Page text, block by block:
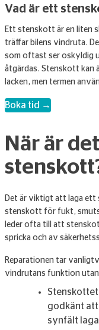
Vad är ett
Ett stenskott är en liten
träffar bilens vindruta.
som oftast ser oskyldig
åtgärdas. Stenskott kan
lacken, men termen
Boka tid →
När är
Det är viktigt att laga
stenskott för fukt,
leder ofta till att
spricka och av
Reparationen tar
vindrutans funktion
godkänt
synfält